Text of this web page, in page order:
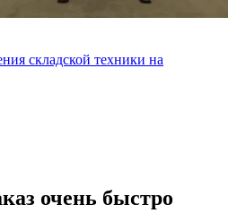
складской техники на
очень быстро